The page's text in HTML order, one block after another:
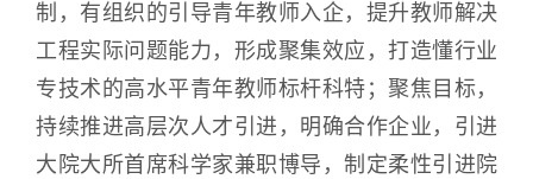
制，有组织的引导青年教师入企，提升教师解决
工程实际问题能力，形成聚集效应，打造懂行业
专技术的高水平青年教师标杆科特；聚焦目标，
持续推进高层次人才引进，明确合作企业，引进
大院大所首席科学家兼职博导，制定柔性引进院